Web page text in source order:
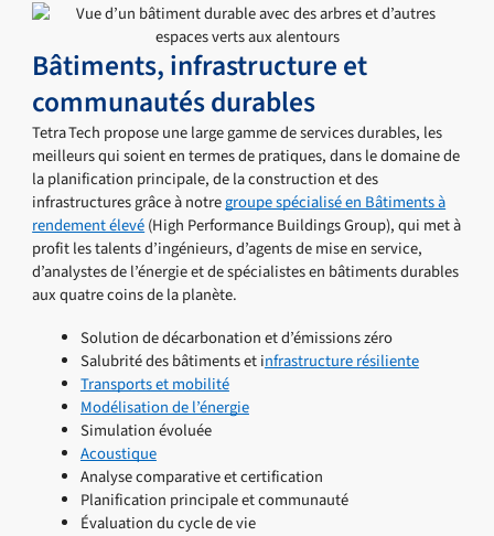
Bâtiments, infrastructure et
communautés durables
Tetra Tech propose une large gamme de services durables, les
meilleurs qui soient en termes de pratiques, dans le domaine de
la planification principale, de la construction et des
infrastructures grâce à notregroupe spécialisé en Bâtiments à
rendement élevé(High Performance Buildings Group), qui met à
profit les talents d’ingénieurs, d’agents de mise en service,
d’analystes de l’énergie et de spécialistes en bâtiments durables
aux quatre coins de la planète.
Solution de décarbonation et d’émissions zéro
Salubrité des bâtiments et infrastructure résiliente
Transports et mobilité
Modélisation de l’énergie
Simulation évoluée
Acoustique
Analyse comparative et certification
Planification principale et communauté
Évaluation du cycle de vie